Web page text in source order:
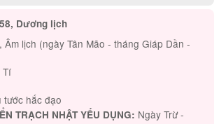
Dương lịch
lịch (ngày Tân Mão - tháng Giáp Dần -
Tí
tước hắc đạo
TRẠCH NHẬT YẾU DỤNG: Ngày Trừ -